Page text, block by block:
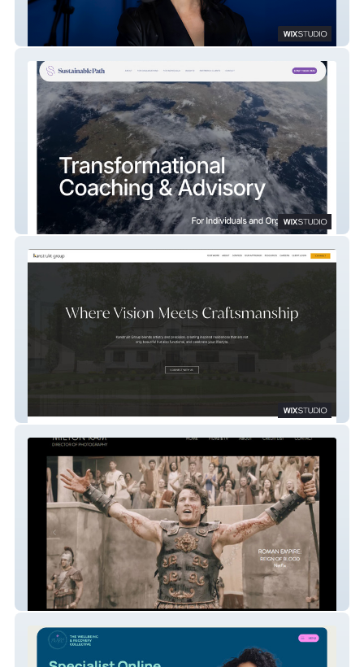
Tara Langella Voiceover
Sustainable Path
Classic Website - Film & TV
Cinematographer